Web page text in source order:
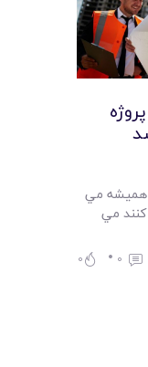
هميشه مي
کنند مي
0
0